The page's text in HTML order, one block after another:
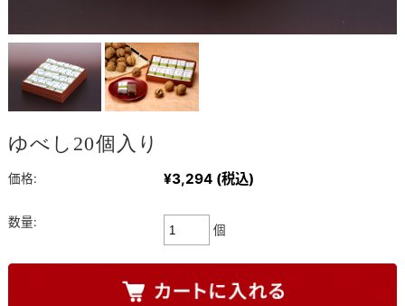
ゆべし20個入り
価格: ¥3,294 (税込)
数量:
個